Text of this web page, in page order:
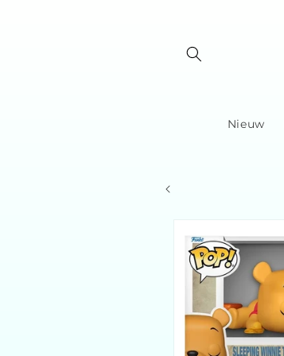
Nieuw
product
information